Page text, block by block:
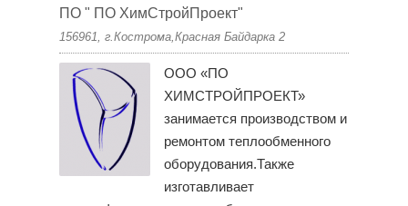
ПО " ПО ХимСтройПроект"
156961, г.Кострома,Красная Байдарка 2
ООО «ПО
ХИМСТРОЙПРОЕКТ»
занимается производством и
ремонтом теплообменного
оборудования.Также
изготавливает